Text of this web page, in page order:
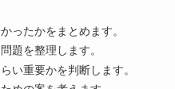
ったかをまとめます。
題を整理します。
い重要かを判断します。